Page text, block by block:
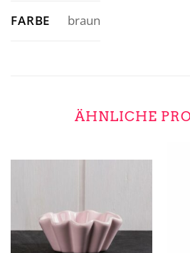
FARBE braun
ÄHNLICHE